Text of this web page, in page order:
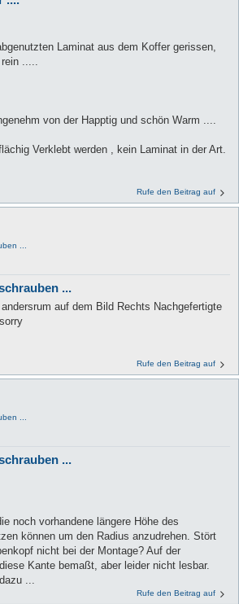
Laminat aus dem Koffer gerissen,
.....
von der Happtig und schön Warm ....
Verklebt werden , kein Laminat in der Art.
Rufe den Beitrag auf
...
...
auf dem Bild Rechts Nachgefertigte
Rufe den Beitrag auf
...
...
noch vorhandene längere Höhe des
können um den Radius anzudrehen. Stört
nicht bei der Montage? Auf der
Kante bemaßt, aber leider nicht lesbar.
...
Rufe den Beitrag auf